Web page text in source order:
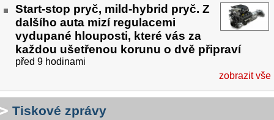
Start-stop pryč, mild-hybrid pryč. Z
dalšího auta mizí regulacemi
vydupané hlouposti, které vás za
každou ušetřenou korunu o dvě připraví
před 9 hodinami
zobrazit vše
Tiskové zprávy